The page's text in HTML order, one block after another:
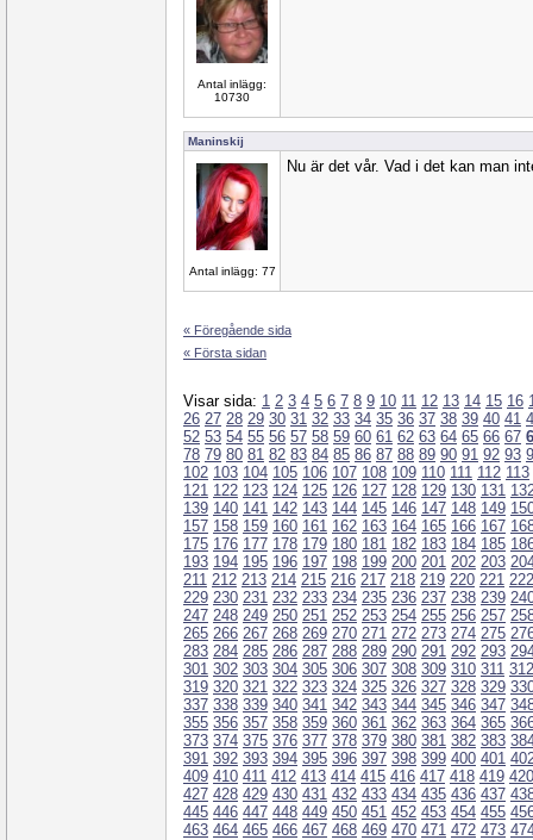
Antal inlägg:
10730
Maninskij
Antal inlägg: 77
Nu är det vår. Vad i det kan man
« Föregående sida
« Första sidan
Visar sida: 1 2 3 4 5 6 7 8 9 10 11 12 13 14 15 16
26 27 28 29 30 31 32 33 34 35 36 37 38 39 40 41
52 53 54 55 56 57 58 59 60 61 62 63 64 65 66 67
78 79 80 81 82 83 84 85 86 87 88 89 90 91 92 93
102 103 104 105 106 107 108 109 110 111 112 113
121 122 123 124 125 126 127 128 129 130 131
139 140 141 142 143 144 145 146 147 148 149
157 158 159 160 161 162 163 164 165 166 167
175 176 177 178 179 180 181 182 183 184 185
193 194 195 196 197 198 199 200 201 202 203
211 212 213 214 215 216 217 218 219 220 221 222
229 230 231 232 233 234 235 236 237 238 239
247 248 249 250 251 252 253 254 255 256 257
265 266 267 268 269 270 271 272 273 274 275
283 284 285 286 287 288 289 290 291 292 293
301 302 303 304 305 306 307 308 309 310 311 312
319 320 321 322 323 324 325 326 327 328 329
337 338 339 340 341 342 343 344 345 346 347
355 356 357 358 359 360 361 362 363 364 365
373 374 375 376 377 378 379 380 381 382 383
391 392 393 394 395 396 397 398 399 400 401
409 410 411 412 413 414 415 416 417 418 419 420
427 428 429 430 431 432 433 434 435 436 437
445 446 447 448 449 450 451 452 453 454 455
463 464 465 466 467 468 469 470 471 472 473